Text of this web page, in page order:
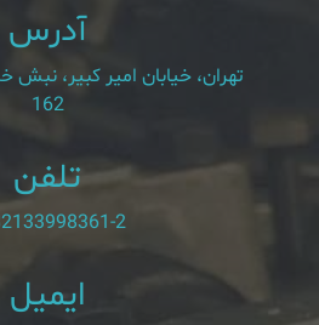
آدرس
تهران، خیابان امیر کبیر، نبش
162
تلفن
2
ایمیل